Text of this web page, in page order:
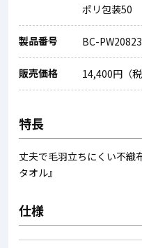
ポリ包装50
製品番号 BC-
販売価格 14,400円（税
特長
丈夫で毛羽立ちにくい不
タオル』
仕様